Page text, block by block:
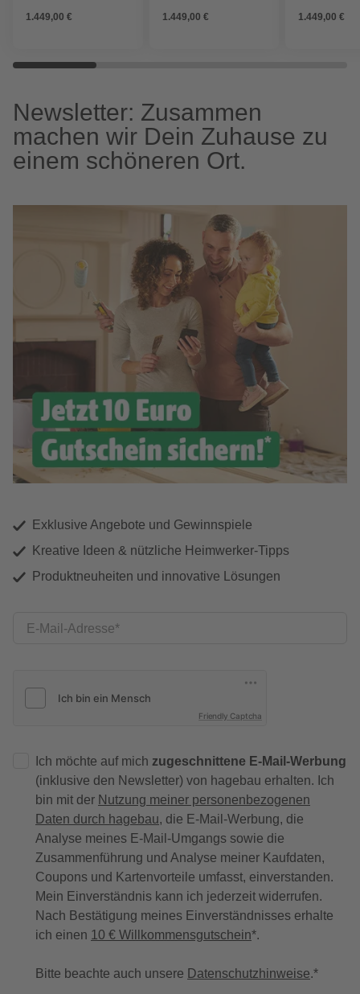
1.449,00 € 1.449,00 € 1.449,00 €
Newsletter: Zusammen
machen wir Dein Zuhause zu
einem schöneren Ort.
Exklusive Angebote und Gewinnspiele
Kreative Ideen & nützliche Heimwerker-Tipps
Produktneuheiten und innovative Lösungen
E-Mail-Adresse
Friendly Captcha
Ich möchte auf mich zugeschnittene E-Mail-Werbung
(inklusive den Newsletter) von hagebau erhalten. Ich
bin mit der Nutzung meiner personenbezogenen
Daten durch hagebau, die E-Mail-Werbung, die
Analyse meines E-Mail-Umgangs sowie die
Zusammenführung und Analyse meiner Kaufdaten,
Coupons und Kartenvorteile umfasst, einverstanden.
Mein Einverständnis kann ich jederzeit widerrufen.
Nach Bestätigung meines Einverständnisses erhalte
ich einen 10 € Willkommensgutschein*.
Bitte beachte auch unsere Datenschutzhinweise.